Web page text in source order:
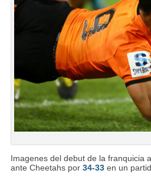
Imagenes del debut de la franquicia
ante Cheetahs por 34-33 en un